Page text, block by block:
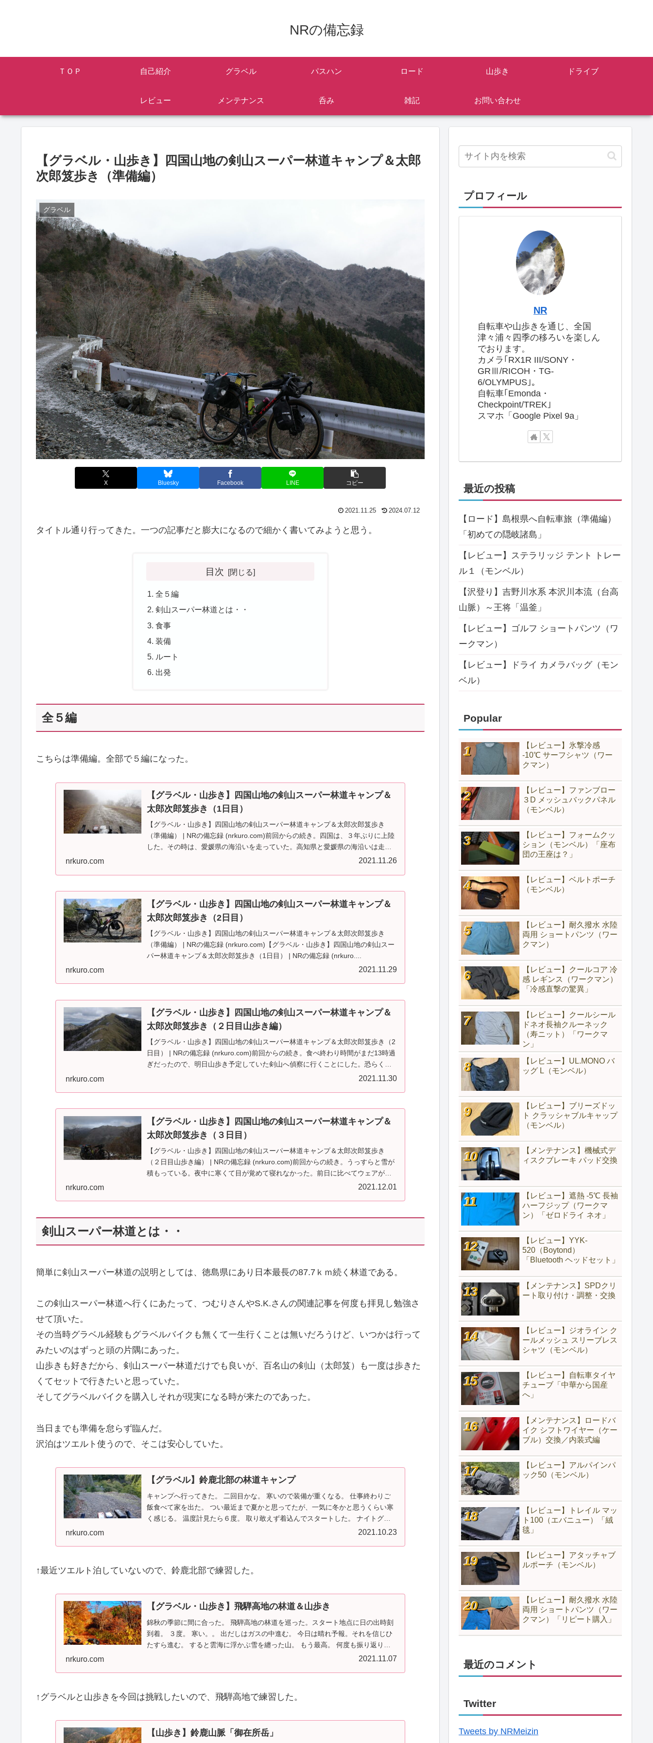
NRの備忘録
ＴＯＰ 自己紹介 グラベル パスハン ロード 山歩き ドライブ
レビュー メンテナンス 呑み 雑記 お問い合わせ
【グラベル・山歩き】四国山地の剣山スーパー林道キャンプ＆太郎
次郎笈歩き（準備編）
グラベル
X Bluesky Facebook LINE コピー
2021.11.25 2024.07.12
タイトル通り行ってきた。一つの記事だと膨大になるので細かく書いてみようと思う。
目次
全５編
剣山スーパー林道とは・・
食事
装備
ルート
出発
全５編
こちらは準備編。全部で５編になった。
【グラベル・山歩き】四国山地の剣山スーパー林道キャンプ＆
太郎次郎笈歩き（1日目）
【グラベル・山歩き】四国山地の剣山スーパー林道キャンプ＆太郎次郎笈歩き
（準備編） | NRの備忘録 (nrkuro.com)前回からの続き。四国は、３年ぶりに上陸
した。その時は、愛媛県の海沿いを走っていた。高知県と愛媛県の海沿いは走っ
nrkuro.com 2021.11.26
【グラベル・山歩き】四国山地の剣山スーパー林道キャンプ＆
太郎次郎笈歩き（2日目）
【グラベル・山歩き】四国山地の剣山スーパー林道キャンプ＆太郎次郎笈歩き
（準備編） | NRの備忘録 (nrkuro.com)【グラベル・山歩き】四国山地の剣山スー
パー林道キャンプ＆太郎次郎笈歩き（1日目） | NRの備忘録 (nrkuro....
nrkuro.com 2021.11.29
【グラベル・山歩き】四国山地の剣山スーパー林道キャンプ＆
太郎次郎笈歩き（２日目山歩き編）
【グラベル・山歩き】四国山地の剣山スーパー林道キャンプ＆太郎次郎笈歩き（2
日目） | NRの備忘録 (nrkuro.com)前回からの続き。食べ終わり時間がまだ13時過
ぎだったので、明日山歩き予定していた剣山へ偵察に行くことにした。恐らく
nrkuro.com 2021.11.30
【グラベル・山歩き】四国山地の剣山スーパー林道キャンプ＆
太郎次郎笈歩き（３日目）
【グラベル・山歩き】四国山地の剣山スーパー林道キャンプ＆太郎次郎笈歩き
（２日目山歩き編） | NRの備忘録 (nrkuro.com)前回からの続き。うっすらと雪が
積もっている。夜中に寒くて目が覚めて寝れなかった。前日に比べてウェアが濡
nrkuro.com 2021.12.01
剣山スーパー林道とは・・
簡単に剣山スーパー林道の説明としては、徳島県にあり日本最長の87.7ｋｍ続く林道である。
この剣山スーパー林道へ行くにあたって、つむりさんやS.K.さんの関連記事を何度も拝見し勉強さ
せて頂いた。
その当時グラベル経験もグラベルバイクも無くて一生行くことは無いだろうけど、いつかは行って
みたいのはずっと頭の片隅にあった。
山歩きも好きだから、剣山スーパー林道だけでも良いが、百名山の剣山（太郎笈）も一度は歩きた
くてセットで行きたいと思っていた。
そしてグラベルバイクを購入しそれが現実になる時が来たのであった。
当日までも準備を怠らず臨んだ。
沢泊はツエルト使うので、そこは安心していた。
【グラベル】鈴鹿北部の林道キャンプ
キャンプへ行ってきた。 二回目かな。 寒いので装備が重くなる。 仕事終わりご
飯食べて家を出た。 つい最近まで夏かと思ってたが、一気に冬かと思うくらい寒
く感じる。 温度計見たら６度。 取り敢えず着込んでスタートした。 ナイトグラ
nrkuro.com 2021.10.23
↑最近ツエルト泊していないので、鈴鹿北部で練習した。
【グラベル・山歩き】飛騨高地の林道＆山歩き
錦秋の季節に間に合った。 飛騨高地の林道を巡った。スタート地点に日の出時刻
到着。 ３度。 寒い。。 出だしはガスの中進む。 今日は晴れ予報。それを信じひ
たすら進む。 すると雲海に浮かぶ雪を纏った山。 もう最高。 何度も振り返り写
nrkuro.com 2021.11.07
↑グラベルと山歩きを今回は挑戦したいので、飛騨高地で練習した。
【山歩き】鈴鹿山脈「御在所岳」
プロフィール
NR
自転車や山歩きを通じ、全国
津々浦々四季の移ろいを楽しん
でおります。
カメラ｢RX1R III/SONY・
GRⅢ/RICOH・TG-
6/OLYMPUS｣。
自転車｢Emonda・
Checkpoint/TREK｣
スマホ「Google Pixel 9a」
最近の投稿
【ロード】島根県へ自転車旅（準備編）
「初めての隠岐諸島」
【レビュー】ステラリッジ テント トレー
ル１（モンベル）
【沢登り】吉野川水系 本沢川本流（台高
山脈）～王将「温釜」
【レビュー】ゴルフ ショートパンツ（ワ
ークマン）
【レビュー】ドライ カメラバッグ（モン
ベル）
Popular
【レビュー】氷撃冷感
-10℃ サーフシャツ（ワー
クマン）
【レビュー】ファンブロー
３D メッシュバックパネル
（モンベル）
【レビュー】フォームクッ
ション（モンベル）「座布
団の王座は？」
【レビュー】ベルトポーチ
（モンベル）
【レビュー】耐久撥水 水陸
両用 ショートパンツ（ワー
クマン）
【レビュー】クールコア 冷
感 レギンス（ワークマン）
「冷感直撃の驚異」
【レビュー】クールシール
ドネオ長袖クルーネック
（寿ニット）「ワークマ
ン」
【レビュー】UL.MONO バ
ッグ L（モンベル）
【レビュー】ブリーズドッ
ト クラッシャブルキャップ
（モンベル）
【メンテナンス】機械式デ
ィスクブレーキ パッド交換
【レビュー】遮熱 -5℃ 長袖
ハーフジップ（ワークマ
ン）「ゼロドライ ネオ」
【レビュー】YYK-
520（‎Boytond）
「Bluetooth ヘッドセット」
【メンテナンス】SPDクリ
ート取り付け・調整・交換
【レビュー】ジオライン ク
ールメッシュ スリーブレス
シャツ（モンベル）
【レビュー】自転車タイヤ
チューブ「中華から国産
へ」
【メンテナンス】ロードバ
イク シフトワイヤー（ケー
ブル）交換／内装式編
【レビュー】アルパインパ
ック50（モンベル）
【レビュー】トレイル マッ
ト100（エバニュー）「絨
毯」
【レビュー】アタッチャブ
ルポーチ（モンベル）
【レビュー】耐久撥水 水陸
両用 ショートパンツ（ワー
クマン）「リピート購入」
最近のコメント
Twitter
Tweets by NRMeizin